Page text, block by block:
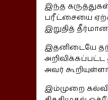
இந்த
பரீட்சையை
இறுதித்
இதனிடையே
அறிவிக்கப்பட்ட
அவர்
இம்முறை